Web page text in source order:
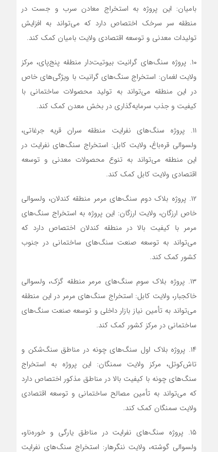
بامیان: این پروژه به استخراج معادن سرب و جست در
منطقه سر سرخک اختصاص دارد که می‌تواند به افزایش
تولیدات معدنی و توسعه اقتصادی ولایت بامیان کمک کند.
۱۰. پروژه سنگ‌های گرانیت بیوتیت‌دار منطقه پنج‌پای، مرکز
ولایت لغمان: استخراج سنگ‌های گرانیت با ویژگی‌های خاص
در این منطقه می‌تواند به تولید محصولات ساختمانی با
کیفیت و جذب سرمایه‌گذاری در بخش معدن کمک کند.
۱۱. پروژه سنگ‌های نفرایت منطقه سران قریه جرغاتی،
ولسوالی قره‌باغ، ولایت کابل: استخراج سنگ‌های نفرایت در
این منطقه می‌تواند به تنوع محصولات معدنی و توسعه
اقتصادی ولایت کابل کمک کند.
۱۲. پروژه بلاک دوم سنگ‌های مرمر منطقه کندلان، ولسوالی
خاص ارزگان، ولایت ارزگان: این پروژه به استخراج سنگ‌های
مرمر با کیفیت بالا در منطقه کندلان اختصاص دارد که
می‌تواند به توسعه صنعت سنگ‌های ساختمانی در جنوب
کشور کمک کند.
۱۳. پروژه بلاک سوم سنگ‌های مرمر منطقه گزک، ولسوالی
خاکجبار، ولایت کابل: استخراج سنگ‌های مرمر در این منطقه
می‌تواند به تأمین نیاز بازار داخلی و توسعه صنعت سنگ‌های
ساختمانی در مرکز کشور کمک کند.
۱۴. پروژه بلاک اول سنگ‌های چونه در مناطق سنگ‌شکن و
تاش‌کوتل، مرکز ولایت سمنگان: این پروژه به استخراج
سنگ‌های چونه با کیفیت بالا در مناطق مذکور اختصاص دارد
که می‌تواند به تأمین مصالح ساختمانی و توسعه اقتصادی
ولایت سمنگان کمک کند.
۱۵. پروژه سنگ‌های نفرایت در مناطق یارگی و خوره‌ناو،
ولسوالی گوشته، ولایت ننگرهار: استخراج سنگ‌های نفرایت